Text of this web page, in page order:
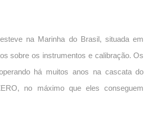
na Marinha do Brasil, situada em
sobre os instrumentos e calibração. Os
há muitos anos na cascata do
no máximo que eles conseguem